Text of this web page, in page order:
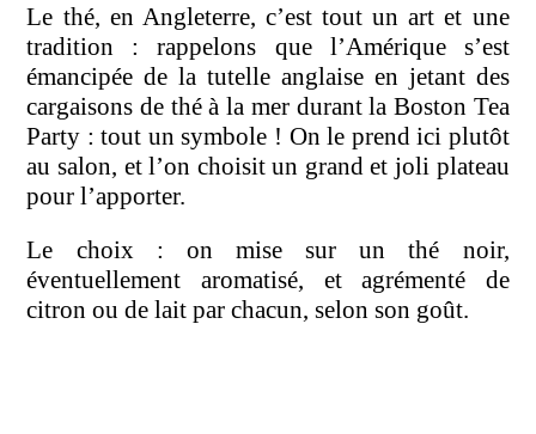
Le thé, en Angleterre, c’est tout un art et une
tradition : rappelons que l’Amérique s’est
émancipée de la tutelle anglaise en jetant des
cargaisons de thé à la mer durant la Boston Tea
Party : tout un symbole ! On le prend ici plutôt
au salon, et l’on choisit un grand et joli plateau
pour l’apporter.
Le choix : on mise sur un thé noir,
éventuellement aromatisé, et agrémenté de
citron ou de lait par chacun, selon son goût.